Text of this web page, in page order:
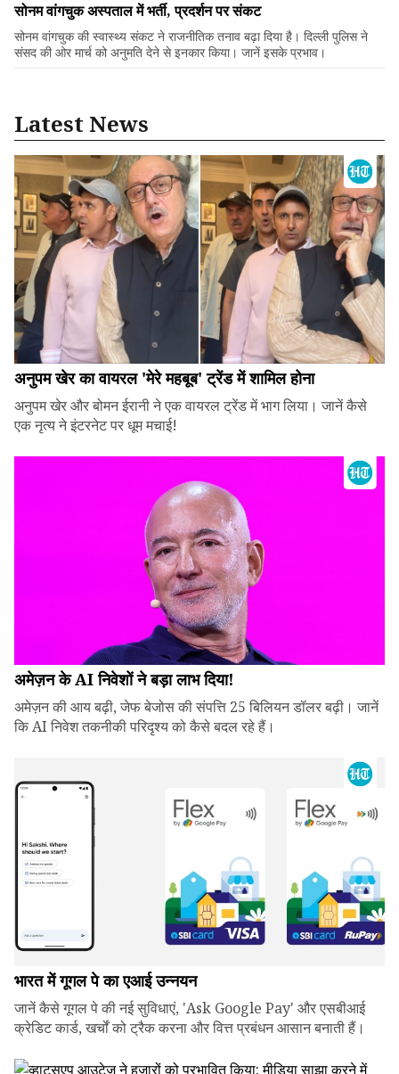
सोनम वांगचुक अस्पताल में भर्ती, प्रदर्शन पर संकट
सोनम वांगचुक की स्वास्थ्य संकट ने राजनीतिक तनाव बढ़ा दिया है। दिल्ली पुलिस ने
संसद की ओर मार्च को अनुमति देने से इनकार किया। जानें इसके प्रभाव।
Latest News
अनुपम खेर का वायरल 'मेरे महबूब' ट्रेंड में शामिल होना
अनुपम खेर और बोमन ईरानी ने एक वायरल ट्रेंड में भाग लिया। जानें कैसे
एक नृत्य ने इंटरनेट पर धूम मचाई!
अमेज़न के AI निवेशों ने बड़ा लाभ दिया!
अमेज़न की आय बढ़ी, जेफ बेजोस की संपत्ति 25 बिलियन डॉलर बढ़ी। जानें
कि AI निवेश तकनीकी परिदृश्य को कैसे बदल रहे हैं।
भारत में गूगल पे का एआई उन्नयन
जानें कैसे गूगल पे की नई सुविधाएं, 'Ask Google Pay' और एसबीआई
क्रेडिट कार्ड, खर्चों को ट्रैक करना और वित्त प्रबंधन आसान बनाती हैं।